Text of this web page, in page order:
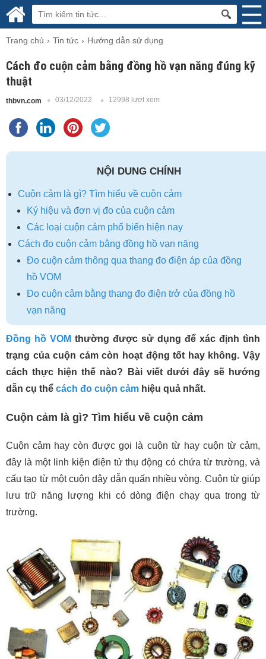
Trang chủ Tin tức Hướng dẫn sử dụng
Cách đo cuộn cảm bằng đồng hồ vạn năng đúng kỹ
thuật
thbvn.com 03/12/2022 12998 lượt xem
NỘI DUNG CHÍNH
Cuộn cảm là gì? Tìm hiểu về cuộn cảm
Ký hiệu và đơn vị đo của cuộn cảm
Các loại cuộn cảm phổ biến hiện nay
Cách đo cuộn cảm bằng đồng hồ vạn năng
Đo cuộn cảm thông qua thang đo điện áp của đồng
hồ VOM
Đo cuộn cảm bằng thang đo điện trở của đồng hồ
vạn năng
Đồng hồ VOM thường được sử dụng để xác định tình
trạng của cuộn cảm còn hoạt động tốt hay không. Vậy
cách thực hiện thế nào? Bài viết dưới đây sẽ hướng
dẫn cụ thể cách đo cuộn cảm hiệu quả nhất.
Cuộn cảm là gì? Tìm hiểu về cuộn cảm
Cuộn cảm hay còn được gọi là cuộn từ hay cuộn từ cảm,
đây là một linh kiện điện tử thụ động có chứa từ trường, và
cấu tạo từ một cuộn dây dẫn quấn nhiều vòng. Cuộn từ giúp
lưu trữ năng lượng khi có dòng điện chạy qua trong từ
trường.